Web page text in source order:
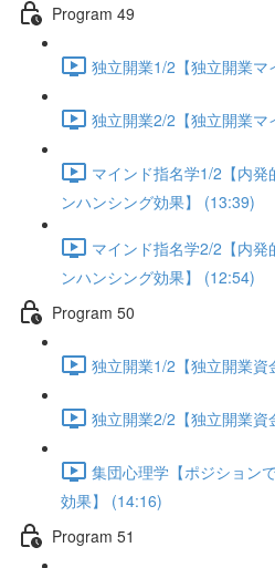
Program 49
独立開業1/2【独立開業マ
独立開業2/2【独立開業マ
マインド指名学1/2【内
ンハンシング効果】 (13:39)
マインド指名学2/2【内
ンハンシング効果】 (12:54)
Program 50
独立開業1/2【独立開業資
独立開業2/2【独立開業資
集団心理学【ポジション
効果】 (14:16)
Program 51